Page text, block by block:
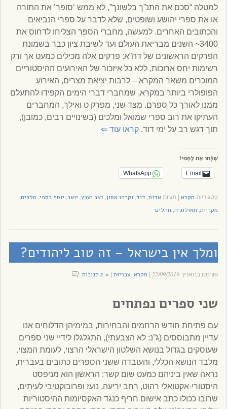
למטלה “סכם את התנ”ך בלשונך”, לא ממש ‘סופר’ את התורה
או את ספרי יהושע ושופטים, שלא לדבר על ספרי הנביאים
והכתובים האחרים. למעשה, מחברי הספר הצליחו לדחוס את
3400~ השנים מבריאת העולם ועד לשיבת ציון כבר בשמונת
הפרקים הראשונים של דה”א: פרקים אלה מכילים כמעט אך ורק
רשימות יחס ארוכות, ללא כל איזכור של האירועים ההיסטוריים
המוכרים משאר המקרא – לרבות יציאת מצרים, האירוע
הפופולרי ביותר במקרא, שמחברי דברי הימים הקפידו להתעלם
ממנו לאורך כל ספרם. מצד שני, מפרק ט ואילך, המחברים
העתיקו את רוב ספרי שמואל ומלכים (בשינויים רבים, כמובן),
תוך דגש רב על ימי דוד.קראו עוד⇐
שַׁלְּחוּ אֶת לַחְמִי!
Email
WhatsApp
קטגוריות מקרא |תגיותאדום, דוד, וקרהו אסון,זאב יעבץ, יואב, יוסף כספי, מלכים,
מקריות, תאולוגיה, תהלים
ומלך אין בישראל – זה טוב ליהודים?
פורסם בתאריך22/09/2019 מקרא, עבריוּת » 2 תגובות
שני ספרים נפתחים
עם פתיחת חודש הרחמים והבחירות, במימיהן הדלוחים אנו
עדיין מתבוססים (ג”נ: לא הצבעתי), התגלגלו לידיי שני ספרים
שעוסקים בגדול בנושא השלטון הישראלי הרצוי, לעומת המצוי.
מלבד הנושא הכללי, והעובדה ששני הספרים כתובים בעברית,
נראה שאין ביניהם כמעט שום קשר: הראשון הוא מניפסט
היסטורי-אקטואלי רהוט, רחב יריעה, נועז ופרובוקטיבי לעיתים,
שרובו ככולו כתב אישום חריף כנגד האקסיומות ההיסטוריות